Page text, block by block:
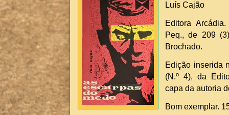
Luís Cajão
Editora
Peq., de 209
Brochado.
Edição inserida
(N.º 4), da
capa da autoria
Bom exemplar.